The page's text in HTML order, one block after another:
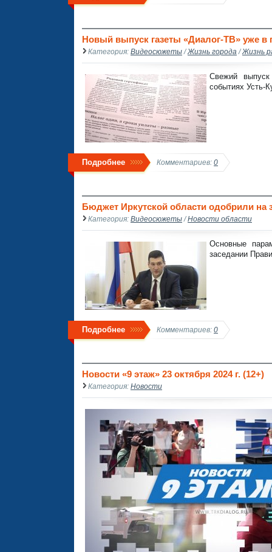
Новый выпуск газеты «Диалог-ТВ» уже в
Категория: Видеосюжеты /Жизнь города /Жизнь
Свежий
событиях Усть-
Подробнее Комментариев: 0
Бюджет Иркутской области одобрили на
Категория: Видеосюжеты /Новости области
Основные
заседании
Подробнее Комментариев: 0
Новости «9 этаж» 23 октября 2024 г. (12+)
Категория: Новости